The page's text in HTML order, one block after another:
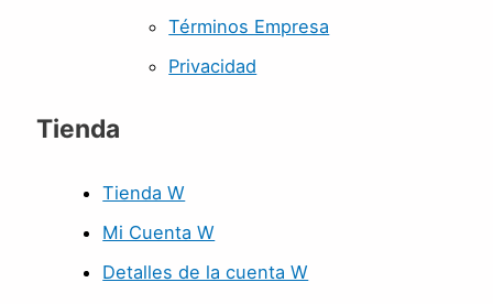
Términos Empresa
Privacidad
Tienda
Tienda W
Mi Cuenta W
Detalles de la cuenta W